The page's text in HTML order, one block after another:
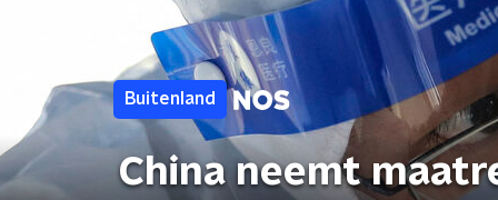
Buitenland
China neemt